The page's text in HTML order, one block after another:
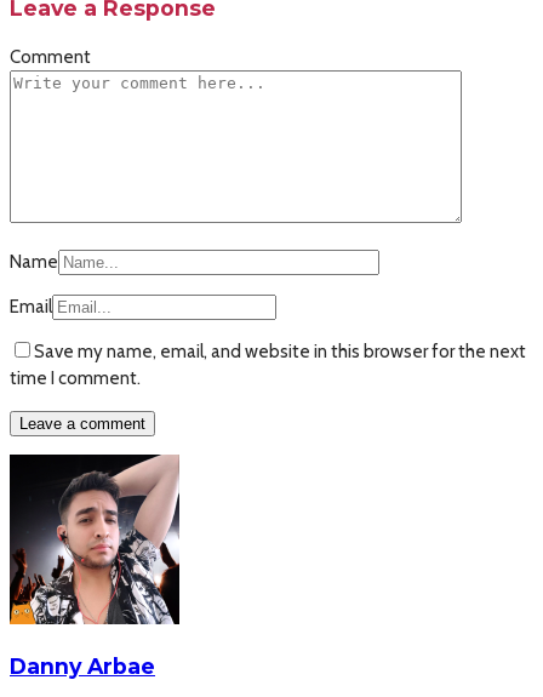
Leave a Response
Comment
Name
Email
Save my name, email, and website in this browser for the next
time I comment.
Danny Arbae